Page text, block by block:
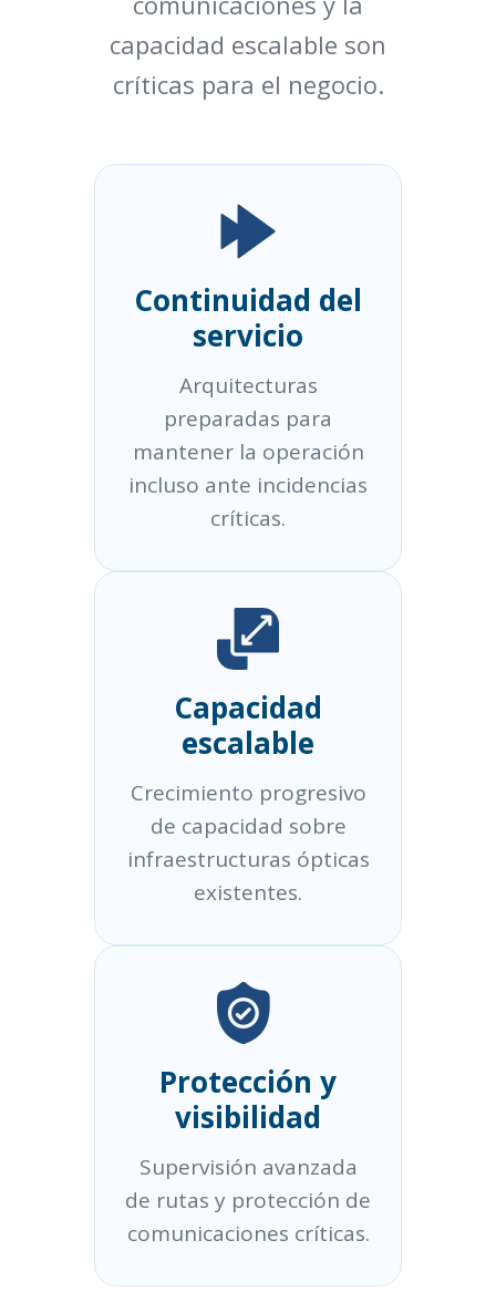
capacidad escalable son
críticas para el negocio.
Continuidad del
servicio
Arquitecturas
preparadas para
mantener la operación
incluso ante incidencias
críticas.
Capacidad
escalable
Crecimiento progresivo
de capacidad sobre
infraestructuras ópticas
existentes.
Protección y
visibilidad
Supervisión avanzada
de rutas y protección de
comunicaciones críticas.